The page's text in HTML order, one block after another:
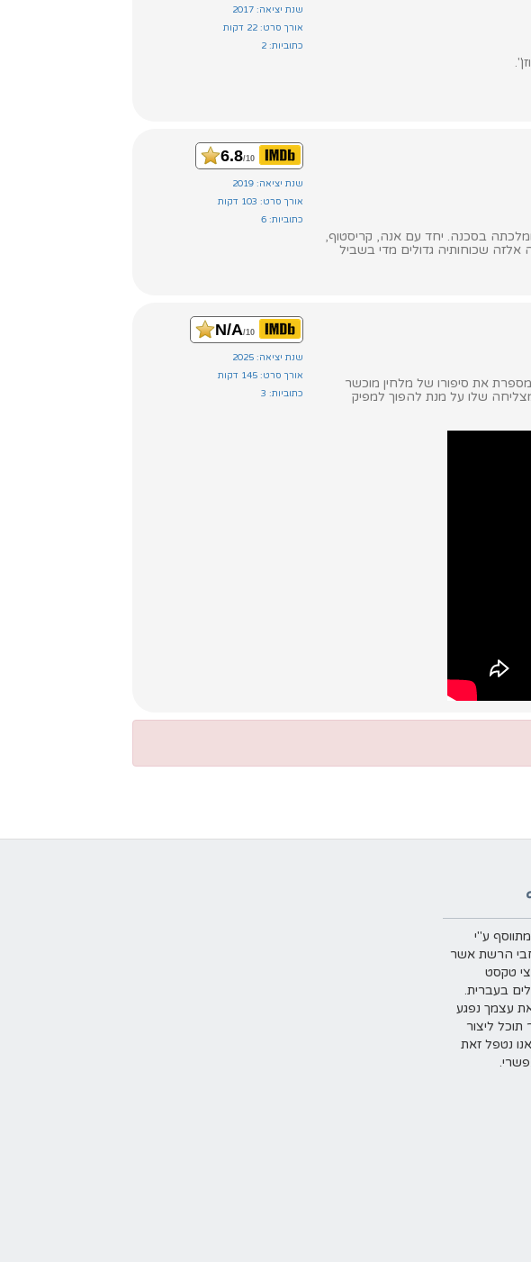
שנת יציאה: 2017
אורך סרט: 22 דקות
כתוביות: 2
בסכנה. יחד עם אנה, קריסטוף,
אלזה שכוחותיה גדולים מדי בשביל
6.8/10
שנת יציאה: 2019
אורך סרט: 103 דקות
כתוביות: 6
את סיפורו של מלחין מוכשר
שלו על מנת להפוך למפיק
N/A/10
שנת יציאה: 2025
אורך סרט: 145 דקות
כתוביות: 3
ע"י
הרשת אשר
טקסט
בעברית.
עצמך נפגע
תוכל ליצור
נטפל זאת